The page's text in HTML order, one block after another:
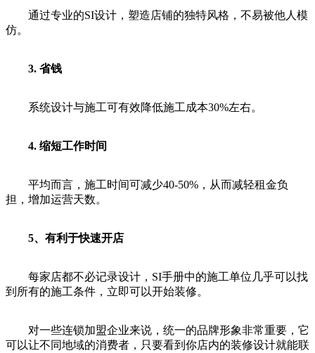
通过专业的SI设计，塑造店铺的独特风格，不易被他人模
仿。
3. 省钱
系统设计与施工可有效降低施工成本30%左右。
4. 缩短工作时间
平均而言，施工时间可减少40-50%，从而减轻租金负
担，增加运营天数。
5、有利于快速开店
每家店都不必记录设计，SI手册中的施工单位几乎可以找
到所有的施工条件，立即可以开始装修。
对一些连锁加盟企业来说，统一的品牌形象非常重要，它
可以让不同地域的消费者，只要看到你店内的装修设计就能联